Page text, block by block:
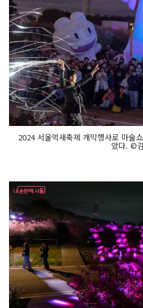
2024 서울억새축제 개막행사로 마술
았다. ©